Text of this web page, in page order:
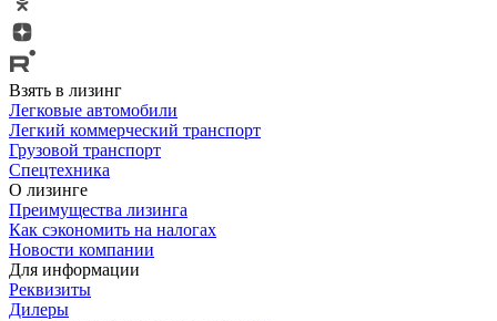
Взять в лизинг
Легковые автомобили
Легкий коммерческий транспорт
Грузовой транспорт
Спецтехника
О лизинге
Преимущества лизинга
Как сэкономить на налогах
Новости компании
Для информации
Реквизиты
Дилеры